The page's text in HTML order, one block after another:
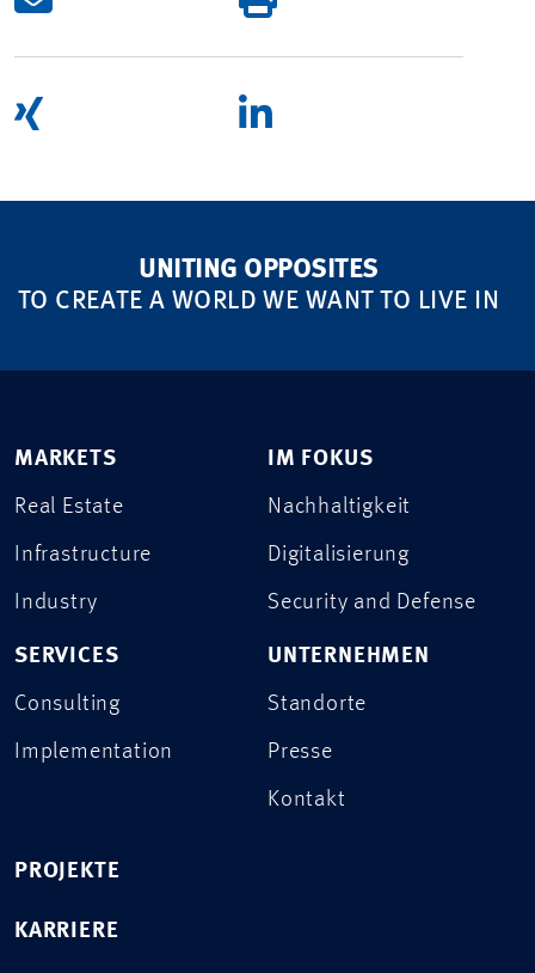
UNITING OPPOSITES
TO CREATE A WORLD WE WANT TO LIVE IN
MARKETS
Real Estate
Infrastructure
Industry
SERVICES
Consulting
Implementation
IM FOKUS
Nachhaltigkeit
Digitalisierung
Security and Defense
UNTERNEHMEN
Standorte
Presse
Kontakt
PROJEKTE
KARRIERE